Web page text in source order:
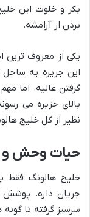
بکر و خلوت این
بردن از آرامشه.
یکی از معروف ترین
این جزیره یه
گرفتن عالیه. اما
بالای جزیره می
نظیر از کل خلیج
حیات وحش و
خلیج هالونگ فقط
جریان داره. پوشش
سرسبز گرفته تا